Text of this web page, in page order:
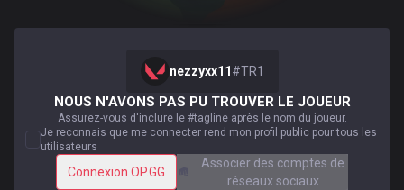
nezzyxx11#TR1
NOUS N'AVONS PAS PU TROUVER LE JOUEUR
Assurez-vous d'inclure le #tagline après le nom du joueur.
Je reconnais que me connecter rend mon profil public pour tous les
utilisateurs
Connexion OP.GG
Associer des comptes de
réseaux sociaux